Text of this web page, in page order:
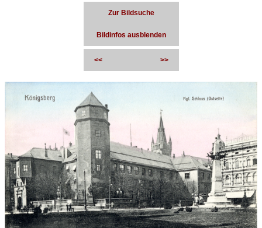
Zur Bildsuche
Bildinfos ausblenden
<< >>